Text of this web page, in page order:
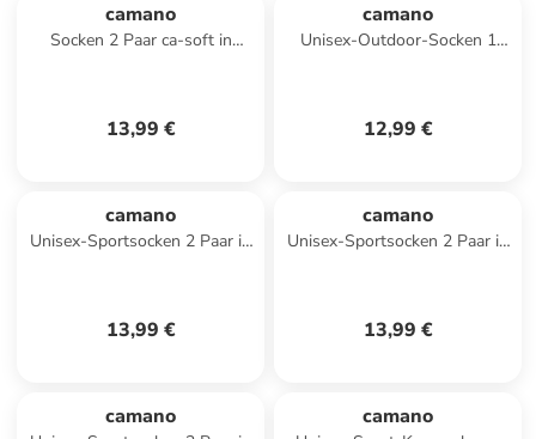
camano
Socken 2 Paar ca-soft in
13,99 €
camano
Unisex-Outdoor-Socken 1
12,99 €
camano
Unisex-Sportsocken 2 Paar in
13,99 €
camano
Unisex-Sportsocken 2 Paar in
13,99 €
camano camano